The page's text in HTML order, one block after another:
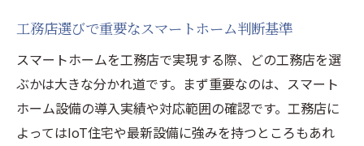
工務店選びで重要なスマートホーム判断基準
スマートホームを工務店で実現する際、どの工務店を選
ぶかは大きな分かれ道です。まず重要なのは、スマート
ホーム設備の導入実績や対応範囲の確認です。工務店に
よってはIoT住宅や最新設備に強みを持つところもあれ